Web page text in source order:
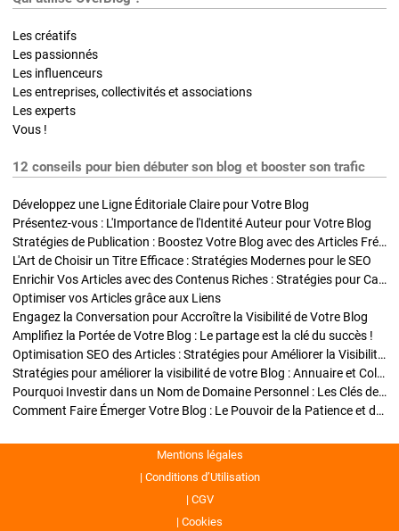
Les créatifs
Les passionnés
Les influenceurs
Les entreprises, collectivités et associations
Les experts
Vous !
12 conseils pour bien débuter son blog et booster son trafic
Développez une Ligne Éditoriale Claire pour Votre Blog
Présentez-vous : L'Importance de l'Identité Auteur pour Votre Blog
Stratégies de Publication : Boostez Votre Blog avec des Articles Fréquents et Exclusifs
L'Art de Choisir un Titre Efficace : Stratégies Modernes pour le SEO
Enrichir Vos Articles avec des Contenus Riches : Stratégies pour Captiver et Optimiser
Optimiser vos Articles grâce aux Liens
Engagez la Conversation pour Accroître la Visibilité de Votre Blog
Amplifiez la Portée de Votre Blog : Le partage est la clé du succès !
Optimisation SEO des Articles : Stratégies pour Améliorer la Visibilité de Votre Blog
Stratégies pour améliorer la visibilité de votre Blog : Annuaire et Collaborations
Pourquoi Investir dans un Nom de Domaine Personnel : Les Clés de la Réussite de Votre Blog
Comment Faire Émerger Votre Blog : Le Pouvoir de la Patience et de la Persévérance
Mentions légales
Conditions d’Utilisation
CGV
Cookies